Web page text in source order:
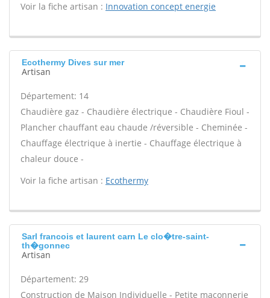
Voir la fiche artisan : Innovation concept energie
Ecothermy Dives sur mer
Artisan
Département: 14
Chaudière gaz - Chaudière électrique - Chaudière Fioul -
Plancher chauffant eau chaude /réversible - Cheminée -
Chauffage électrique à inertie - Chauffage électrique à
chaleur douce -
Voir la fiche artisan : Ecothermy
Sarl francois et laurent carn Le clo�tre-saint-
th�gonnec
Artisan
Département: 29
Construction de Maison Individuelle - Petite maçonnerie